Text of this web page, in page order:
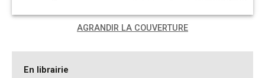
AGRANDIR LA COUVERTURE
En librairie